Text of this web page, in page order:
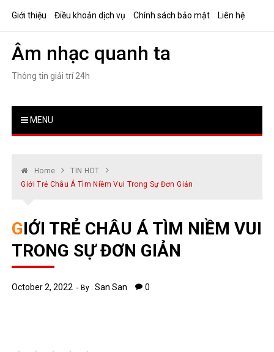
Giới thiệu Điều khoản dịch vụ Chính sách bảo mật Liên hệ
Âm nhạc quanh ta
Thông tin giải trí 24h
MENU
Home
TIN HOT
Giới Trẻ Châu Á Tìm Niềm Vui Trong Sự Đơn Giản
GIỚI TRẺ CHÂU Á TÌM NIỀM VUI
TRONG SỰ ĐƠN GIẢN
October 2, 2022 By :San San 0